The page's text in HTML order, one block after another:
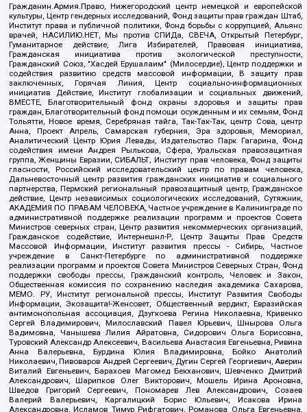
Гражданин.Армия.Право, Нижегородский центр немецкой и европейской
культуры, Центр гендерных исследований, Фонд защиты прав граждан Штаб,
Институт права и публичной политики, Фонд борьбы с коррупцией, Альянс
врачей, НАСИЛИЮ.НЕТ, Мы против СПИДа, СВЕЧА, Открытый Петербург,
Гуманитарное действие, Лига Избирателей, Правовая инициатива,
Гражданская инициатива против экологической преступности,
Гражданский Союз, "Хасдей Ерушалаим" (Милосердие), Центр поддержки и
содействия развитию средств массовой информации, В защиту прав
заключенных, Горячая Линия, Центр социально-информационных
инициатив Действие, Институт глобализации и социальных движений,
ВМЕСТЕ, Благотворительный фонд охраны здоровья и защиты прав
граждан, Благотворительный фонд помощи осужденным и их семьям, Фонд
Тольятти, Новое время, Серебряная тайга, Так-Так-Так, центр Сова, центр
Анна, Проект Апрель, Самарская губерния, Эра здоровья, Мемориал,
Аналитический Центр Юрия Левады, Издательство Парк Гагарина, Фонд
содействия имени Андрея Рылькова, Сфера, Уральская правозащитная
группа, Женщины Евразии, СИБАЛЬТ, Институт прав человека, Фонд защиты
гласности, Российский исследовательский центр по правам человека,
Дальневосточный центр развития гражданских инициатив и социального
партнерства, Пермский региональный правозащитный центр, Гражданское
действие, Центр независимых социологических исследований, Сутяжник,
АКАДЕМИЯ ПО ПРАВАМ ЧЕЛОВЕКА, Частное учреждение в Калининграде по
административной поддержке реализации программ и проектов Совета
Министров северных стран, Центр развития некоммерческих организаций,
Гражданское содействие, Интернешнл-Р, Центр Защиты Прав Средств
Массовой Информации, Институт развития прессы - Сибирь, Частное
учреждение в Санкт-Петербурге по административной поддержке
реализации программ и проектов Совета Министров Северных Стран, Фонд
поддержки свободы прессы, Гражданский контроль, Человек и Закон,
Общественная комиссия по сохранению наследия академика Сахарова,
МЕМО. РУ, Институт региональной прессы, Институт Развития Свободы
Информации, Экозащита!-Женсовет, Общественный вердикт, Евразийская
антимонопольная ассоциация, Дзугкоева Регина Николаевна, Кривенко
Сергей Владимирович, Милославский Павел Юрьевич, Шнырова Ольга
Вадимовна, Чанышева Лилия Айратовна, Сидорович Ольга Борисовна,
Туровский Александр Алексеевич, Васильева Анастасия Евгеньевна, Ривина
Анна Валерьевна, Бурдина Юлия Владимировна, Бойко Анатолий
Николаевич, Пивоваров Андрей Сергеевич, Дугин Сергей Георгиевич, Аверин
Виталий Евгеньевич, Барахоев Магомед Бекханович, Шевченко Дмитрий
Александрович, Шарипков Олег Викторович, Мошель Ирина Ароновна,
Шведов Григорий Сергеевич, Пономарев Лев Александрович, Созаев
Валерий Валерьевич, Каргалицкий Борис Юльевич, Исакова Ирина
Александровна, Исламов Тимур Рифгатович, Романова Ольга Евгеньевна,